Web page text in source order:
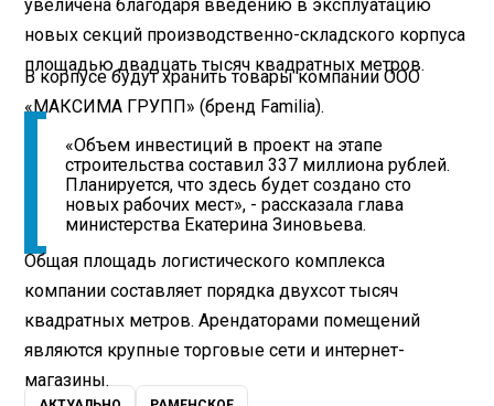
увеличена благодаря введению в эксплуатацию
новых секций производственно-складского корпуса
площадью двадцать тысяч квадратных метров.
В корпусе будут хранить товары компании ООО
«МАКСИМА ГРУПП» (бренд Familia).
«Объем инвестиций в проект на этапе
строительства составил 337 миллиона рублей.
Планируется, что здесь будет создано сто
новых рабочих мест», - рассказала глава
министерства Екатерина Зиновьева.
Общая площадь логистического комплекса
компании составляет порядка двухсот тысяч
квадратных метров. Арендаторами помещений
являются крупные торговые сети и интернет-
магазины.